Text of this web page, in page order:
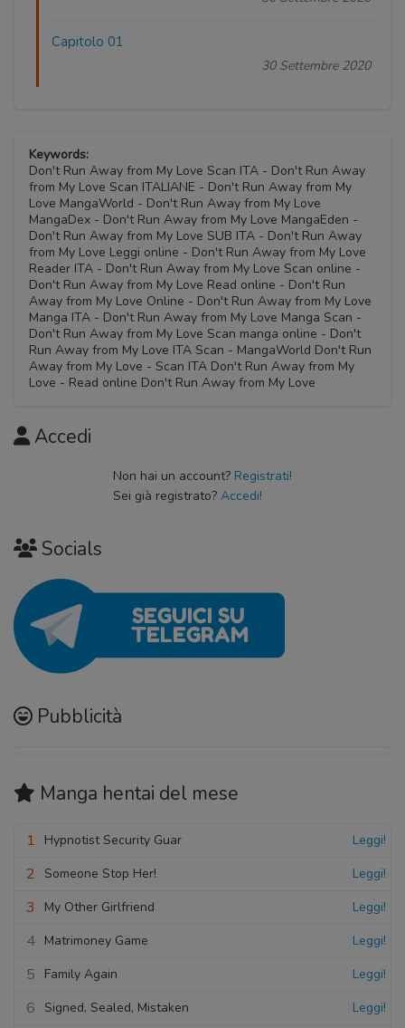
Capitolo 01
30 Settembre 2020
Keywords:
Don't Run Away from My Love Scan ITA - Don't Run Away
from My Love Scan ITALIANE - Don't Run Away from My
Love MangaWorld - Don't Run Away from My Love
MangaDex - Don't Run Away from My Love MangaEden -
Don't Run Away from My Love SUB ITA - Don't Run Away
from My Love Leggi online - Don't Run Away from My Love
Reader ITA - Don't Run Away from My Love Scan online -
Don't Run Away from My Love Read online - Don't Run
Away from My Love Online - Don't Run Away from My Love
Manga ITA - Don't Run Away from My Love Manga Scan -
Don't Run Away from My Love Scan manga online - Don't
Run Away from My Love ITA Scan - MangaWorld Don't Run
Away from My Love - Scan ITA Don't Run Away from My
Love - Read online Don't Run Away from My Love
Accedi
Non hai un account? Registrati!
Sei già registrato? Accedi!
Socials
Pubblicità
Manga hentai del mese
1 Hypnotist Security Guar Leggi!
2 Someone Stop Her! Leggi!
3 My Other Girlfriend Leggi!
4 Matrimoney Game Leggi!
5 Family Again Leggi!
6 Signed, Sealed, Mistaken Leggi!